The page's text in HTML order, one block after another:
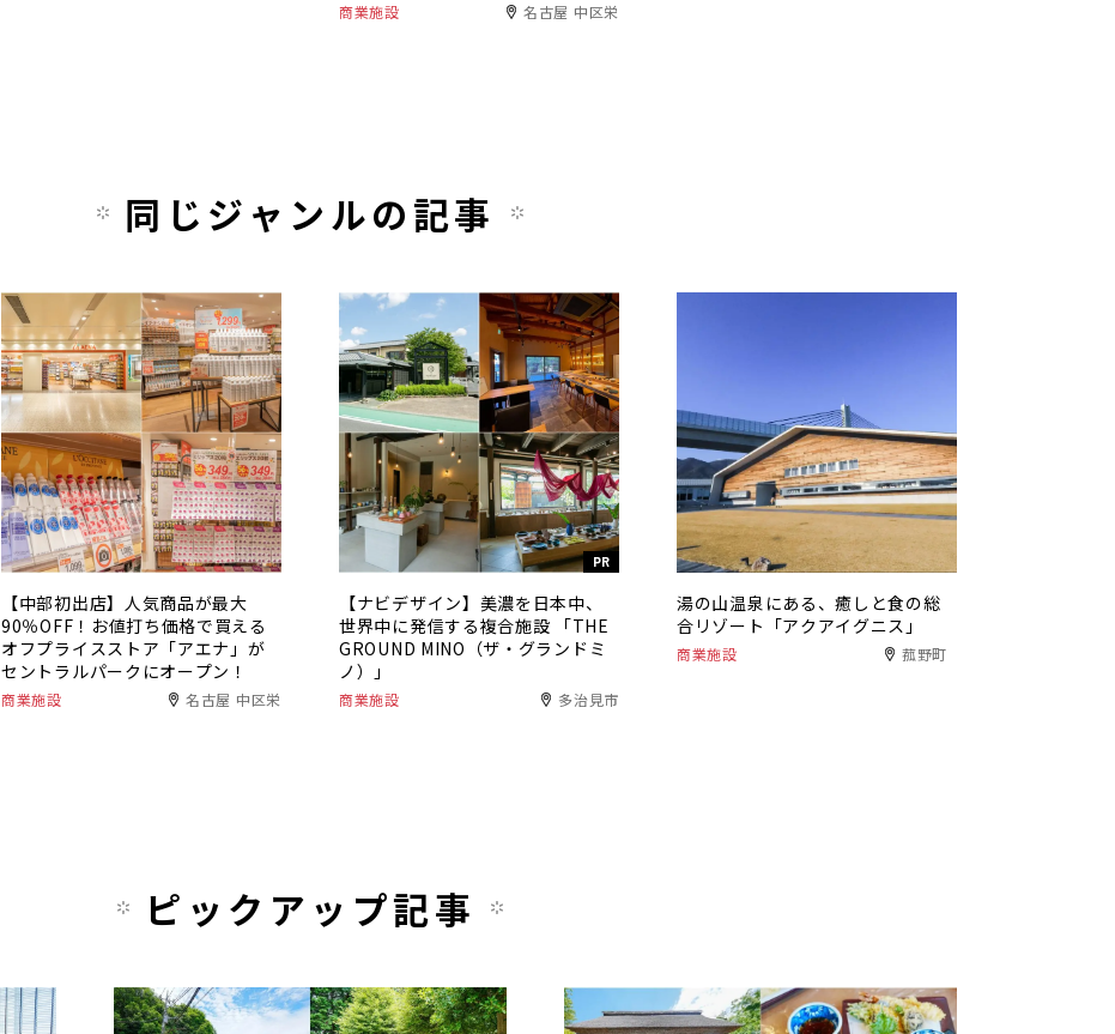
商業施設 名古屋 中区栄
同じジャンルの記事
【中部初出店】人気商品が最大
90％OFF！お値打ち価格で買える
オフプライスストア「アエナ」が
セントラルパークにオープン！
商業施設 名古屋 中区栄
PR
【ナビデザイン】美濃を日本中、
世界中に発信する複合施設 「THE
GROUND MINO（ザ・グランドミ
ノ）」
商業施設 多治見市
湯の山温泉にある、癒しと食の総
合リゾート「アクアイグニス」
商業施設 菰野町
ピックアップ記事